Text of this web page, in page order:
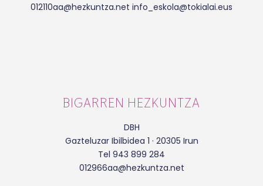
012110aa@hezkuntza.net info_eskola@tokialai.eus
BIGARREN HEZKUNTZA
DBH
Gazteluzar Ibilbidea 1 · 20305 Irun
Tel 943 899 284
012966aa@hezkuntza.net